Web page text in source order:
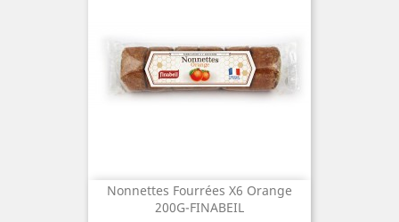
Nonnettes Fourrées X6 Orange
200G-FINABEIL